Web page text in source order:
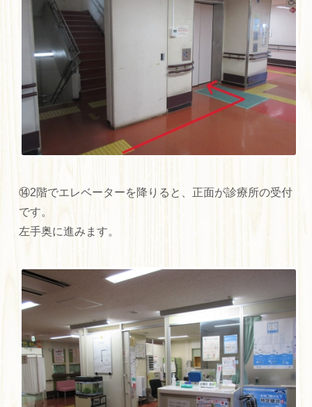
⑭2階でエレベーターを降りると、正面が診療所の受付
です。
左手奥に進みます。